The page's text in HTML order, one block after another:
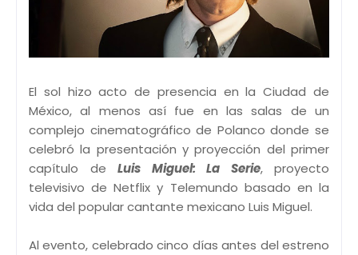
El sol hizo acto de presencia en la Ciudad de
México, al menos así fue en las salas de un
complejo cinematográfico de Polanco donde se
celebró la presentación y proyección del primer
capítulo de Luis Miguel: La Serie, proyecto
televisivo de Netflix y Telemundo basado en la
vida del popular cantante mexicano Luis Miguel.
Al evento, celebrado cinco días antes del estreno